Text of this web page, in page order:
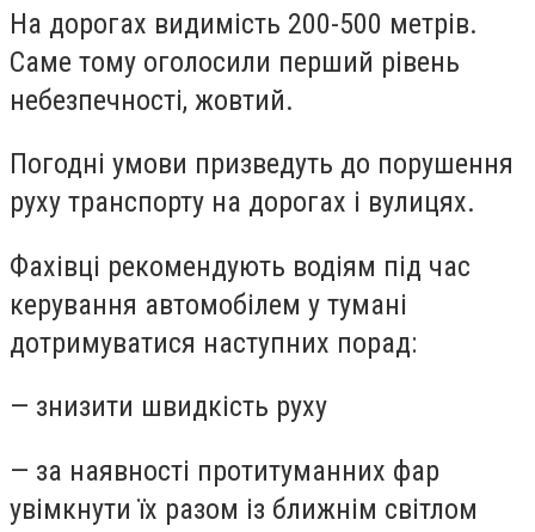
На дорогах видимість 200-500 метрів.
Саме тому оголосили перший рівень
небезпечності, жовтий.
Погодні умови призведуть до порушення
руху транспорту на дорогах і вулицях.
Фахівці рекомендують водіям під час
керування автомобілем у тумані
дотримуватися наступних порад:
— знизити швидкість руху
— за наявності протитуманних фар
увімкнути їх разом із ближнім світлом